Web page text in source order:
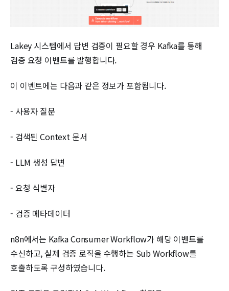
Lakey 시스템에서 답변 검증이 필요할 경우 Kafka를 통해
검증 요청 이벤트를 발행합니다.
이 이벤트에는 다음과 같은 정보가 포함됩니다.
- 사용자 질문
- 검색된 Context 문서
- LLM 생성 답변
- 요청 식별자
- 검증 메타데이터
n8n에서는 Kafka Consumer Workflow가 해당 이벤트를
수신하고, 실제 검증 로직을 수행하는 Sub Workflow를
호출하도록 구성하였습니다.